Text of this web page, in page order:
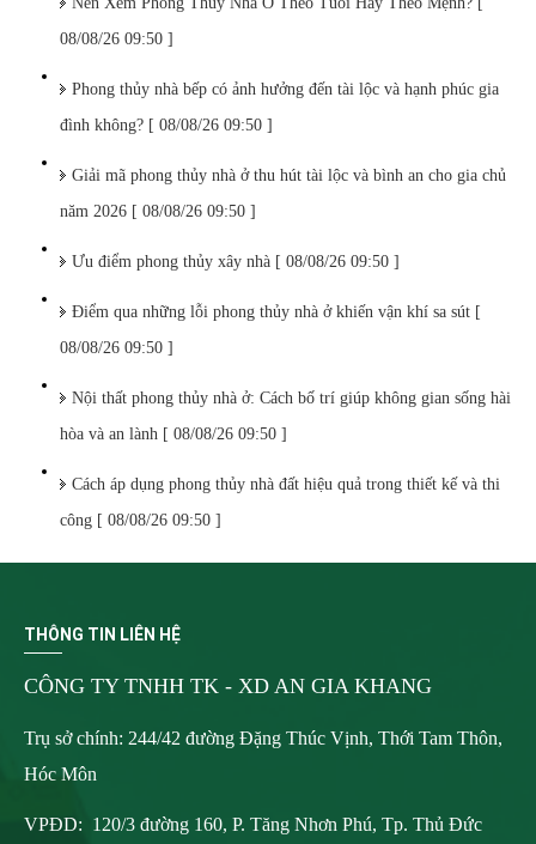
08/08/26 09:50 ]
Phong thủy nhà bếp có ảnh hưởng đến tài lộc và hạnh phúc gia
đình không? [ 08/08/26 09:50 ]
Giải mã phong thủy nhà ở thu hút tài lộc và bình an cho gia chủ
năm 2026 [ 08/08/26 09:50 ]
Ưu điểm phong thủy xây nhà [ 08/08/26 09:50 ]
Điểm qua những lỗi phong thủy nhà ở khiến vận khí sa sút [
08/08/26 09:50 ]
Nội thất phong thủy nhà ở: Cách bố trí giúp không gian sống hài
hòa và an lành [ 08/08/26 09:50 ]
Cách áp dụng phong thủy nhà đất hiệu quả trong thiết kế và thi
công [ 08/08/26 09:50 ]
THÔNG TIN LIÊN HỆ
CÔNG TY TNHH TK - XD AN GIA KHANG
Trụ sở chính: 244/42 đường Đặng Thúc Vịnh, Thới Tam Thôn,
Hóc Môn
VPĐD: 120/3 đường 160, P. Tăng Nhơn Phú, Tp. Thủ Đức